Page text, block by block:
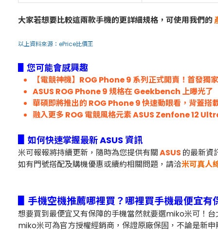
大家若想要比較這兩款手機的更詳細規格，可使用我們的
以上資料來源： ePrice比價王
▋您可能會感興趣
【電競神機】ROG Phone 9 系列正式開賣！首發獨
ASUS ROG Phone 9 規格在 Geekbench 上曝光了
華碩即將推出的 ROG Phone 9 快速動眼看，背蓋搭
融入更多 ROG 電競風格元素 ASUS Zenfone 12
如何快速掌握最新 ASUS 資訊
米可報報將持續更新，隨時為您提供有關ASUS 的最新資
如有門號搭配及購機優惠或續約相關問題， 請洽米可真人
▋手機空機推薦哪裡買？哪裡買手機最便宜有
想要買到最便宜又有保障的手機當然就要選miko米可！
miko米可為官方授權經銷商，保證原廠保固，不論是新